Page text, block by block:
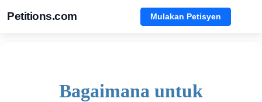
Petitions.com Mulakan Petisyen
Bagaimana untuk